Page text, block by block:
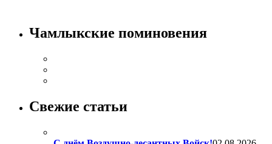
Чамлыкские поминовения
Свежие статьи